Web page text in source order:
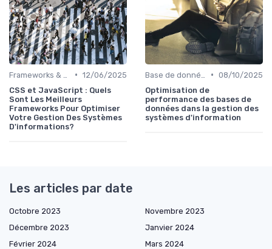
• 12/06/2025
CSS et JavaScript : Quels
Sont Les Meilleurs
Frameworks Pour Optimiser
Votre Gestion Des Systèmes
D'informations?
• 08/10/2025
Optimisation de
performance des bases de
données dans la gestion des
systèmes d'information
Les articles par date
Octobre 2023
Novembre 2023
Décembre 2023
Janvier 2024
Février 2024
Mars 2024